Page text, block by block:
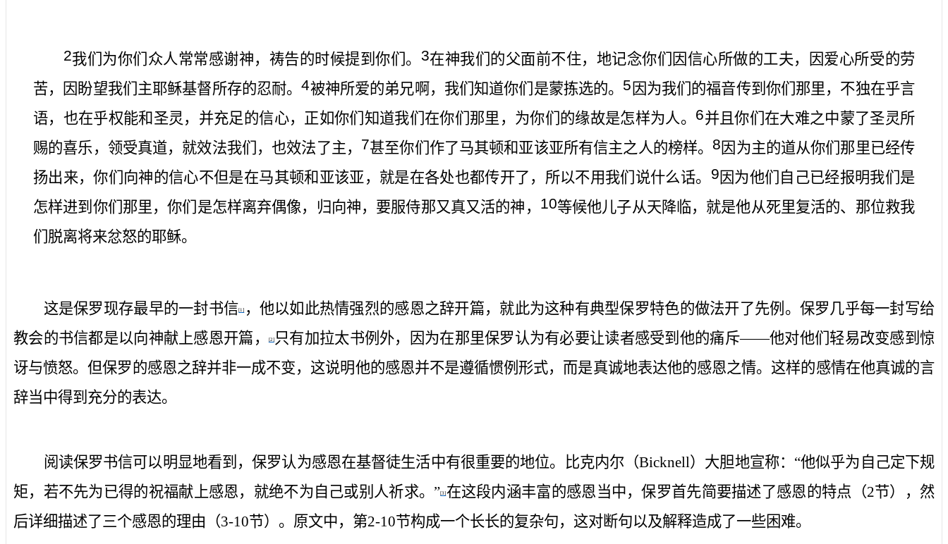
2我们为你们众人常常感谢神，祷告的时候提到你们。 3在神我们的父面前不住，地记念你们因信心所做的工夫，因爱心所受的劳
苦，因盼望我们主耶稣基督所存的忍耐。4被神所爱的弟兄啊，我们知道你们是蒙拣选的。 5 因为我们的福音传到你们那里，不独在乎言
语，也在乎权能和圣灵，并充足的信心，正如你们知道我们在你们那里，为你们的缘故是怎样为人。 6并且你们在大难之中蒙了圣灵所
赐的喜乐，领受真道，就效法我们，也效法了主， 7甚至你们作了马其顿和亚该亚所有信主之人的榜样。 8 因为主的道从你们那里已经传
扬出来，你们向神的信心不但是在马其顿和亚该亚，就是在各处也都传开了，所以不用我们说什么话。 9 因为他们自己已经报明我们是
怎样进到你们那里，你们是怎样离弃偶像，归向神，要服侍那又真又活的神， 10等候他儿子从天降临，就是他从死里复活的、那位救我
们脱离将来忿怒的耶稣。
这是保罗现存最早的一封书信[1]，他以如此热情强烈的感恩之辞开篇，就此为这种有典型保罗特色的做法开了先例。保罗几乎每一封写给
教会的书信都是以向神献上感恩开篇，[2]只有加拉太书例外，因为在那里保罗认为有必要让读者感受到他的痛斥——他对他们轻易改变感到惊
讶与愤怒。但保罗的感恩之辞并非一成不变，这说明他的感恩并不是遵循惯例形式，而是真诚地表达他的感恩之情。这样的感情在他真诚的言
辞当中得到充分的表达。
阅读保罗书信可以明显地看到，保罗认为感恩在基督徒生活中有很重要的地位。比克内尔（Bicknell）大胆地宣称：“他似乎为自己定下规
矩，若不先为已得的祝福献上感恩，就绝不为自己或别人祈求。”[3]在这段内涵丰富的感恩当中，保罗首先简要描述了感恩的特点（2节），然
后详细描述了三个感恩的理由（3-10节）。原文中，第2-10节构成一个长长的复杂句，这对断句以及解释造成了一些困难。